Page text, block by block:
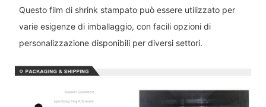
Questo film di shrink stampato può essere utilizzato per
varie esigenze di imballaggio, con facili opzioni di
personalizzazione disponibili per diversi settori.